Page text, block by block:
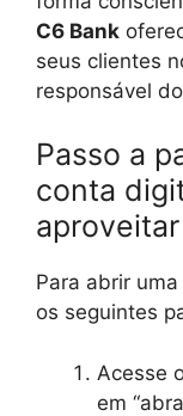
C6 Bank
seus clientes
responsável
Passo a
conta
Para abrir uma
os seguintes
Acesse
em